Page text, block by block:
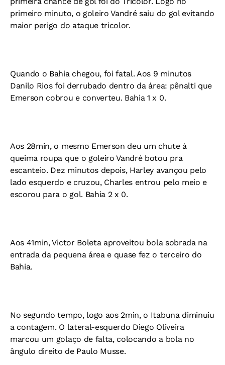
primeiro minuto, o goleiro Vandré saiu do gol evitando
maior perigo do ataque tricolor.
Quando o Bahia chegou, foi fatal. Aos 9 minutos
Danilo Rios foi derrubado dentro da área: pênalti que
Emerson cobrou e converteu. Bahia 1 x 0.
Aos 28min, o mesmo Emerson deu um chute à
queima roupa que o goleiro Vandré botou pra
escanteio. Dez minutos depois, Harley avançou pelo
lado esquerdo e cruzou, Charles entrou pelo meio e
escorou para o gol. Bahia 2 x 0.
Aos 41min, Victor Boleta aproveitou bola sobrada na
entrada da pequena área e quase fez o terceiro do
Bahia.
No segundo tempo, logo aos 2min, o Itabuna diminuiu
a contagem. O lateral-esquerdo Diego Oliveira
marcou um golaço de falta, colocando a bola no
ângulo direito de Paulo Musse.